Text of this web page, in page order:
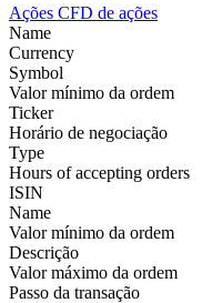
Ações CFD de ações
Name
Currency
Symbol
Valor mínimo da ordem
Ticker
Horário de negociação
Type
Hours of accepting orders
ISIN
Name
Valor mínimo da ordem
Descrição
Valor máximo da ordem
Passo da transação